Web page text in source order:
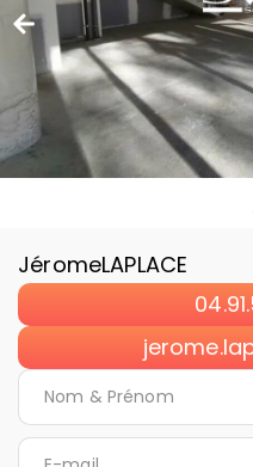
JéromeLAPLACE